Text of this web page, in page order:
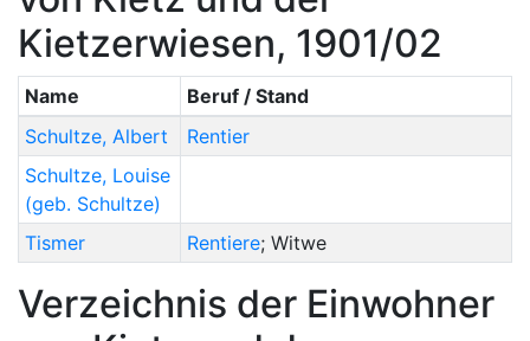
Kietzerwiesen, 1901/02
Name
Beruf / Stand
Schultze, Albert
Rentier
Schultze, Louise
(geb. Schultze)
Tismer
Rentiere; Witwe
Verzeichnis der Einwohner